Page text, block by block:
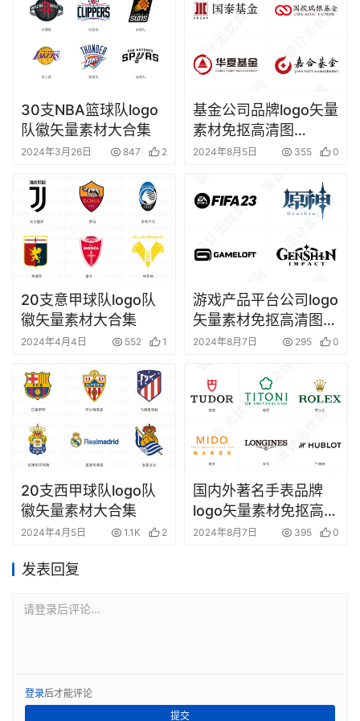
30支NBA篮球队logo
队徽矢量素材大合集
2024年3月26日 847 2
基金公司品牌logo矢量
素材免抠高清图
Ai,PNG源文件
2024年8月5日 355 0
20支意甲球队logo队
徽矢量素材大合集
2024年4月4日 552 1
游戏产品平台公司logo
矢量素材免抠高清图
Ai,PNG源文件
2024年8月7日 295 0
20支西甲球队logo队
徽矢量素材大合集
2024年4月5日 1.1K 2
国内外著名手表品牌
logo矢量素材免抠高清
图Ai,PNG源文件
2024年8月7日 395 0
发表回复
请登录后评论...
登录后才能评论
提交